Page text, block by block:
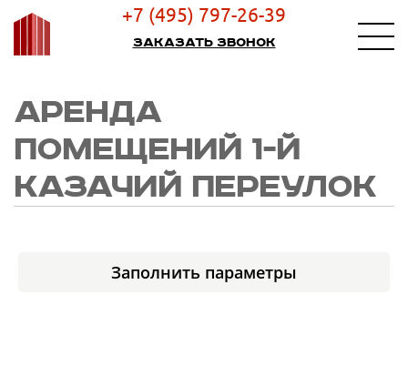
+7 (495) 797-26-39
Заказать звонок
АРЕНДА
ПОМЕЩЕНИЙ 1-Й
КАЗАЧИЙ ПЕРЕУЛОК
Заполнить параметры